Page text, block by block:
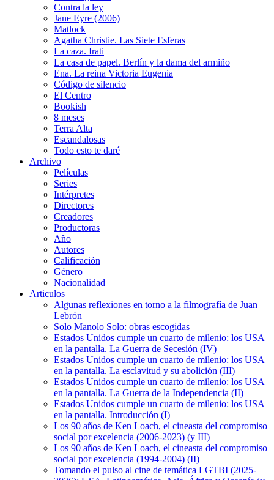
Contra la ley
Jane Eyre (2006)
Matlock
Agatha Christie. Las Siete Esferas
La caza. Irati
La casa de papel. Berlín y la dama del armiño
Ena. La reina Victoria Eugenia
Código de silencio
El Centro
Bookish
8 meses
Terra Alta
Escandalosas
Todo esto te daré
Archivo
Películas
Series
Intérpretes
Directores
Creadores
Productoras
Año
Autores
Calificación
Género
Nacionalidad
Articulos
Algunas reflexiones en torno a la filmografía de Juan
Lebrón
Solo Manolo Solo: obras escogidas
Estados Unidos cumple un cuarto de milenio: los USA
en la pantalla. La Guerra de Secesión (IV)
Estados Unidos cumple un cuarto de milenio: los USA
en la pantalla. La esclavitud y su abolición (III)
Estados Unidos cumple un cuarto de milenio: los USA
en la pantalla. La Guerra de la Independencia (II)
Estados Unidos cumple un cuarto de milenio: los USA
en la pantalla. Introducción (I)
Los 90 años de Ken Loach, el cineasta del compromiso
social por excelencia (2006-2023) (y III)
Los 90 años de Ken Loach, el cineasta del compromiso
social por excelencia (1994-2004) (II)
Tomando el pulso al cine de temática LGTBI (2025-